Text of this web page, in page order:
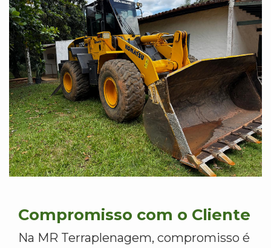
Compromisso com o Cliente
Na MR Terraplenagem, compromisso é